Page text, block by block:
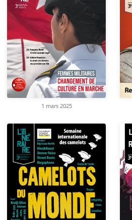
1 mars 2025